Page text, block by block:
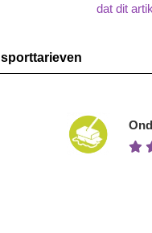
dat dit